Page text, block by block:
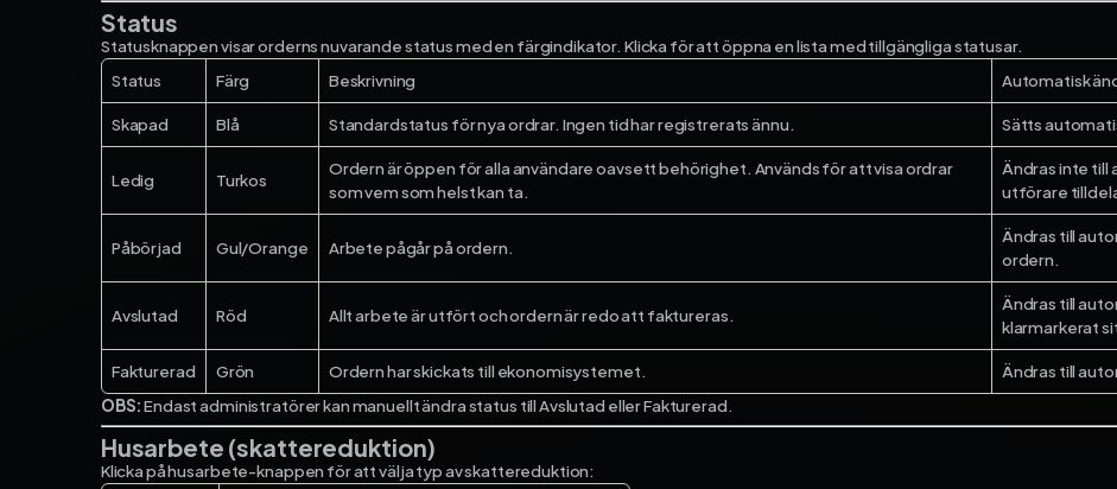
Status
Statusknappen visar orderns nuvarande status med en färgindikator. Klicka för att öppna en lista med tillgängliga statusar.
Status
Färg Beskrivning Automatisk
Skapad Blå Standardstatus för nya ordrar. Ingen tid har registrerats ännu. Sätts
Ledig Turkos
Ordern är öppen för alla användare oavsett behörighet. Används för att visa ordrar
som vem som helst kan ta.
Ändras inte till
utförare
Påbörjad Gul/Orange Arbete pågår på ordern.
Ändras till
ordern.
Avslutad Röd Allt arbete är utfört och ordern är redo att faktureras.
Ändras till
klarmarkerat
Fakturerad Grön Ordern har skickats till ekonomisystemet.
Ändras till
OBS:Endast administratörer kan manuellt ändra status till Avslutad eller Fakturerad.
Husarbete (skattereduktion)
Klicka på husarbete-knappen för att välja typ av skattereduktion: